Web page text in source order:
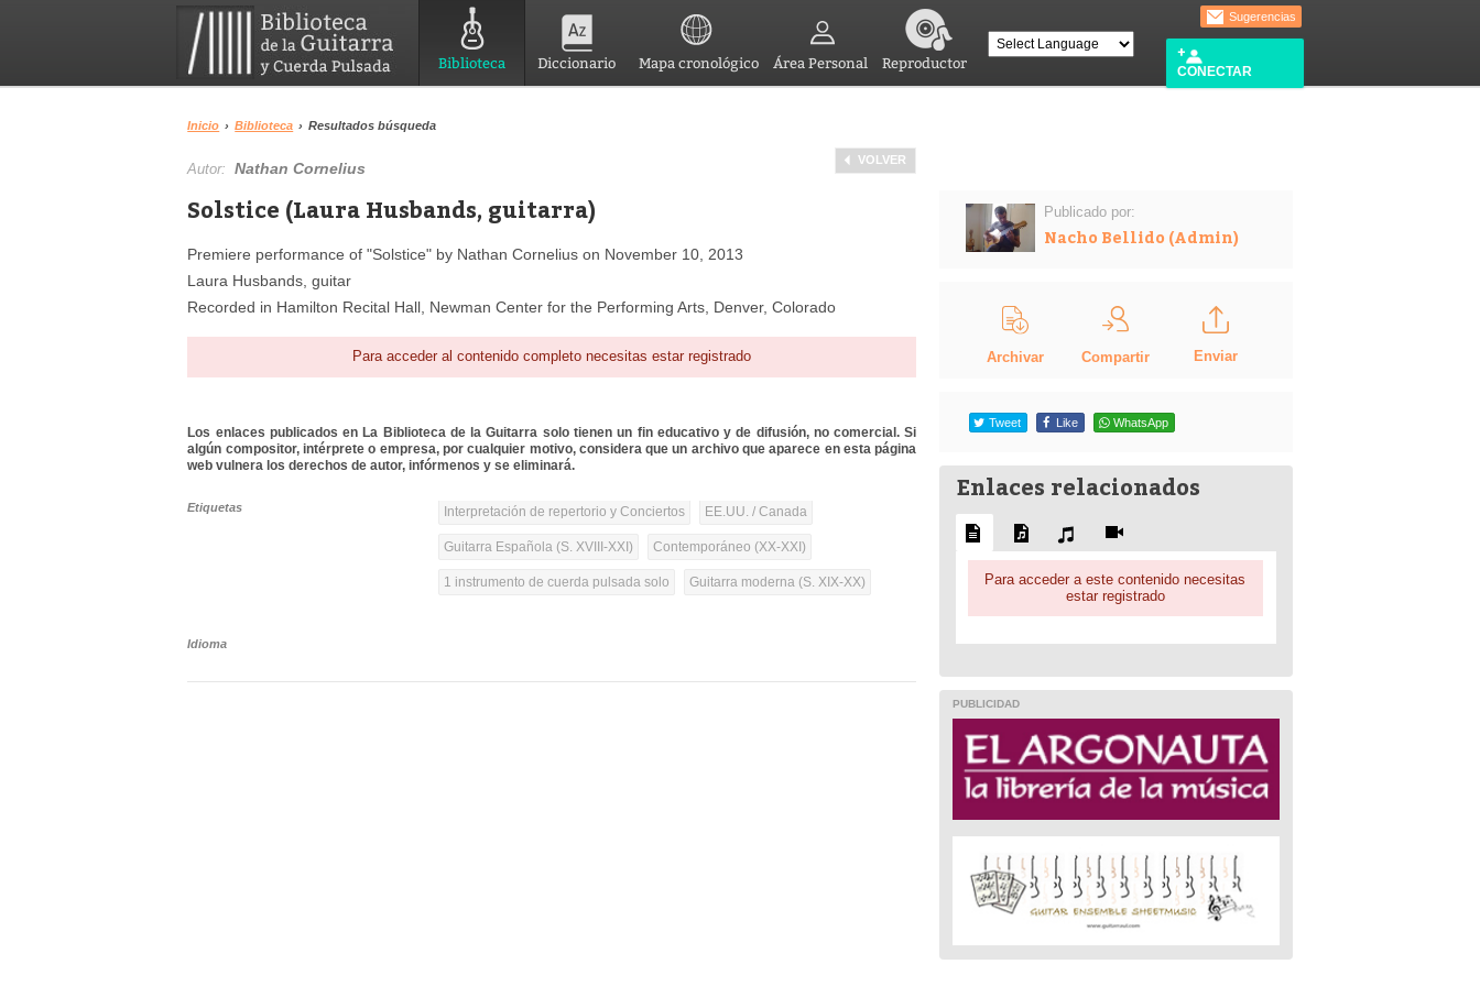
Biblioteca Diccionario Mapa cronológico Área Personal Reproductor
Sugerencias
CONECTAR
Inicio › Biblioteca › Resultados búsqueda
VOLVER
Autor:Nathan Cornelius
Solstice (Laura Husbands, guitarra)
Premiere performance of "Solstice" by Nathan Cornelius on November 10, 2013
Laura Husbands, guitar
Recorded in Hamilton Recital Hall, Newman Center for the Performing Arts, Denver, Colorado
Para acceder al contenido completo necesitas estar registrado
Los enlaces publicados en La Biblioteca de la Guitarra solo tienen un fin educativo y de difusión, no comercial. Si
algún compositor, intérprete o empresa, por cualquier motivo, considera que un archivo que aparece en esta página
web vulnera los derechos de autor, infórmenos y se eliminará.
Etiquetas Interpretación de repertorio y Conciertos EE.UU. / Canada
Guitarra Española (S. XVIII-XXI) Contemporáneo (XX-XXI)
1 instrumento de cuerda pulsada solo Guitarra moderna (S. XIX-XX)
Idioma
Publicado por:
Nacho Bellido (Admin)
Archivar Compartir Enviar
Tweet Like WhatsApp
Enlaces relacionados
Para acceder a este contenido necesitas
estar registrado
PUBLICIDAD